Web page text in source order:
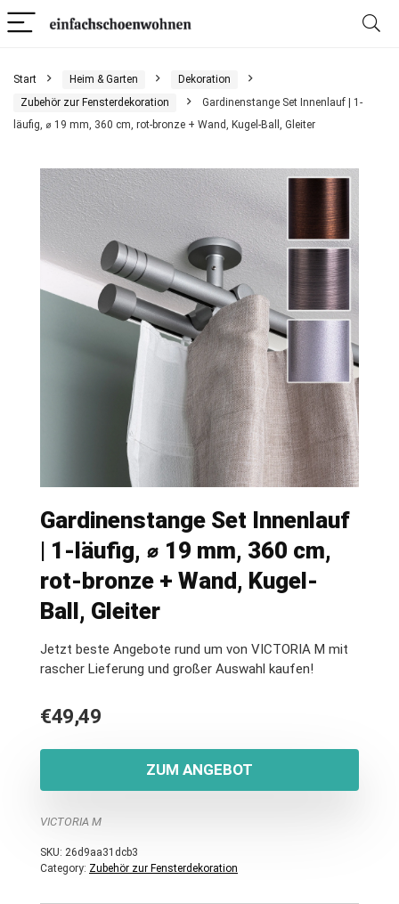
Start Heim & Garten
Dekoration
Zubehör zur Fensterdekoration
Gardinenstange Set Innenlauf | 1-
läufig, ⌀ 19 mm, 360 cm, rot-bronze + Wand, Kugel-Ball, Gleiter
Gardinenstange Set Innenlauf
| 1-läufig, ⌀ 19 mm, 360 cm,
rot-bronze + Wand, Kugel-
Ball, Gleiter
Jetzt beste Angebote rund um von VICTORIA M mit
rascher Lieferung und großer Auswahl kaufen!
€49,49
ZUM ANGEBOT
VICTORIA M
SKU: 26d9aa31dcb3
Category: Zubehör zur Fensterdekoration